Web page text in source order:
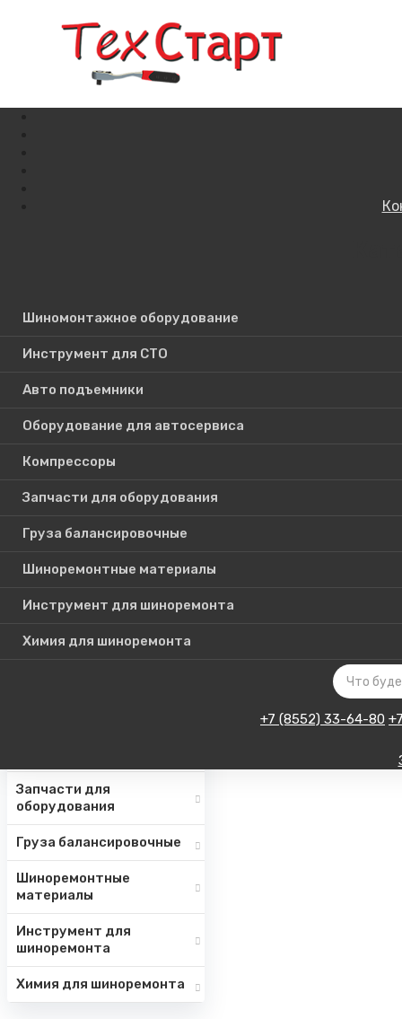
Шиномонтажное оборудование
Инструмент для СТО
Авто подъемники
Оборудование для автосервиса
Компрессоры
Запчасти для оборудования
Груза балансировочные
Шиноремонтные материалы
Инструмент для шиноремонта
Химия для шиноремонта
+7 (8552) 33-64-80
Поиск по сайту
Каталог
Шиномонтажное
Запчасти для
оборудования
Груза балансировочные
Шиноремонтные
материалы
Инструмент для
шиноремонта
Химия для шиноремонта